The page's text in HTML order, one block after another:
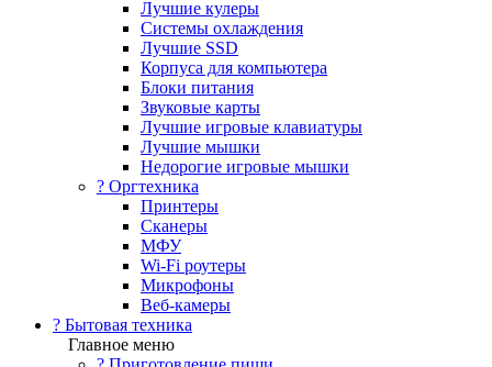
Лучшие кулеры
Системы охлаждения
Лучшие SSD
Корпуса для компьютера
Блоки питания
Звуковые карты
Лучшие игровые клавиатуры
Лучшие мышки
Недорогие игровые мышки
?️ Оргтехника
Принтеры
Сканеры
МФУ
Wi-Fi роутеры
Микрофоны
Веб-камеры
? Бытовая техника
Главное меню